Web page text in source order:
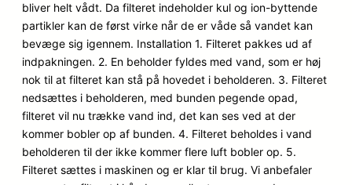
bliver helt vådt. Da filteret indeholder kul og ion-byttende
partikler kan de først virke når de er våde så vandet kan
bevæge sig igennem. Installation 1. Filteret pakkes ud af
indpakningen. 2. En beholder fyldes med vand, som er høj
nok til at filteret kan stå på hovedet i beholderen. 3. Filteret
nedsættes i beholderen, med bunden pegende opad,
filteret vil nu trække vand ind, det kan ses ved at der
kommer bobler op af bunden. 4. Filteret beholdes i vand
beholderen til der ikke kommer flere luft bobler op. 5.
Filteret sættes i maskinen og er klar til brug. Vi anbefaler